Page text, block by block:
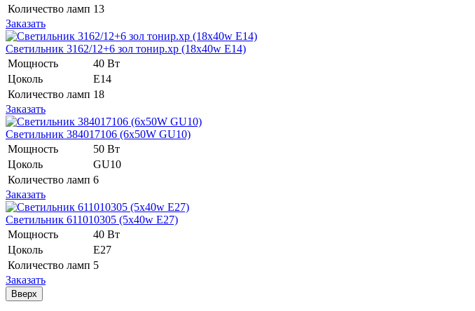
Количество ламп 13
Заказать
Светильник 3162/12+6 зол тонир.хр (18x40w E14)
Мощность
40 Вт
Цоколь
E14
Количество ламп 18
Заказать
Светильник 384017106 (6х50W GU10)
Мощность
50 Вт
Цоколь
GU10
Количество ламп 6
Заказать
Светильник 611010305 (5x40w E27)
Мощность
40 Вт
Цоколь
E27
Количество ламп 5
Заказать
Вверх